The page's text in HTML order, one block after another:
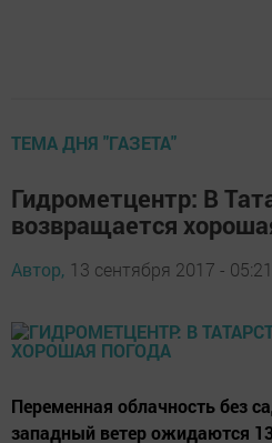
ТЕМА ДНЯ "ГАЗЕТА"
Гидрометцентр: В
возвращается
Автор, 13 сентября 2017 - 05:21
Переменная облачность без
западный ветер ожидаются